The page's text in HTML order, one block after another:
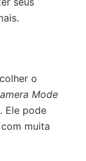
o
Mode
Ele pode
muita